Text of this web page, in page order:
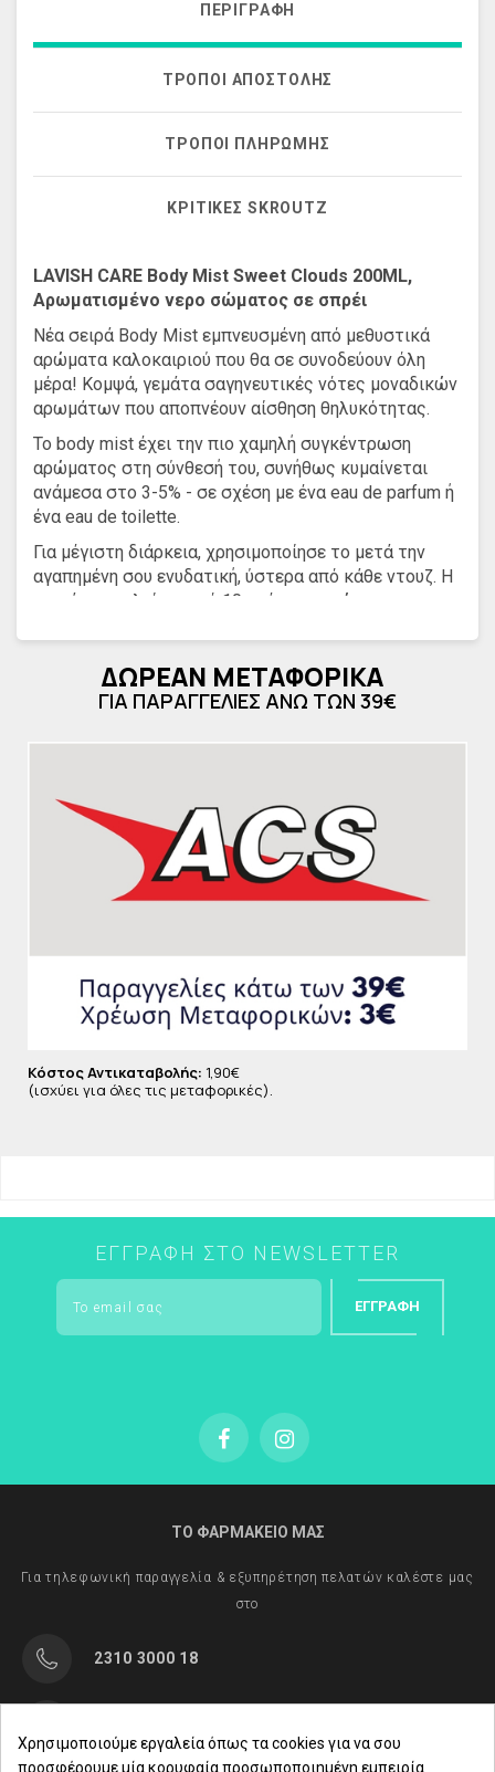
ΠΕΡΙΓΡΑΦΉ
ΤΡΌΠΟΙ ΑΠΟΣΤΟΛΉΣ
ΤΡΌΠΟΙ ΠΛΗΡΩΜΉΣ
ΚΡΙΤΙΚΈΣ SKROUTZ
LAVISH CARE Body Mist Sweet Clouds 200ML,
Αρωματισμένο νερο σώματος σε σπρέι
Νέα σειρά Body Mist εμπνευσμένη από μεθυστικά
αρώματα καλοκαιριού που θα σε συνοδεύουν όλη
μέρα! Κομψά, γεμάτα σαγηνευτικές νότες μοναδικών
αρωμάτων που αποπνέουν αίσθηση θηλυκότητας.
Το body mist έχει την πιο χαμηλή συγκέντρωση
αρώματος στη σύνθεσή του, συνήθως κυμαίνεται
ανάμεσα στο 3-5% - σε σχέση με ένα eau de parfum ή
ένα eau de toilette.
Για μέγιστη διάρκεια, χρησιμοποίησε το μετά την
αγαπημένη σου ενυδατική, ύστερα από κάθε ντουζ. Η
σειρά αποτελείται από 10 υπέροχα αρώματα εκ των
Το body mist είναι πολύ ελαφρύ και είναι ιδανικό για
layering όμως η διάρκειά του στην επιδερμίδα δεν
ALCOHOL DENAT, AQUA, PARFUM, ETHYLHEXYL
SALICYLATE, HEXYL CINNAMAL, BENZYL BENZOATE,
LIMONENE, PANTHENOL, ETHYLHEXYL
METHOXYCINNAMATE, TOCOPHERYL ACETATE,
EXT. D&C VIOLET 2
ΔΩΡΕΑΝ ΜΕΤΑΦΟΡΙΚΑ
ΓΙΑ ΠΑΡΑΓΓΕΛΙΕΣ ΑΝΩ ΤΩΝ 39€
Κόστος Αντικαταβολής: 1,90€
(ισχύει για όλες τις μεταφορικές).
ΕΓΓΡΑΦΉ ΣΤΟ NEWSLETTER
ΕΓΓΡΑΦΉ
ΤΟ ΦΑΡΜΑΚΕΙΟ ΜΑΣ
Για τηλεφωνική παραγγελία & εξυπηρέτηση πελατών καλέστε μας
στο
2310 3000 18
Χρησιμοποιούμε εργαλεία όπως τα cookies για να σου
προσφέρουμε μία κορυφαία προσωποποιημένη εμπειρία